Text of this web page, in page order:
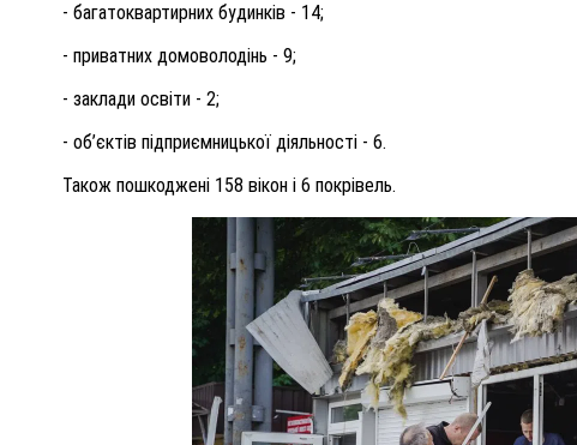
- багатоквартирних будинків - 14;
- приватних домоволодінь - 9;
- заклади освіти - 2;
- об’єктів підприємницької діяльності - 6.
Також пошкоджені 158 вікон і 6 покрівель.